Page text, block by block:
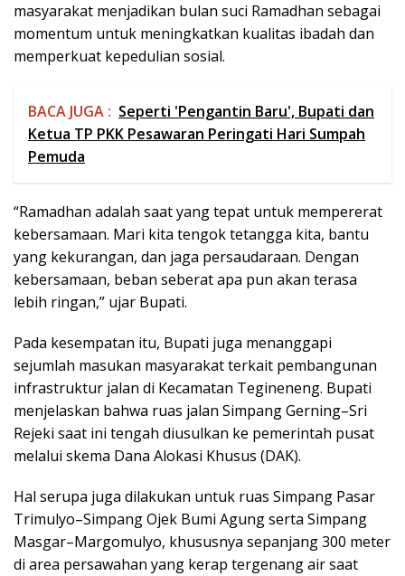
masyarakat menjadikan bulan suci Ramadhan sebagai
momentum untuk meningkatkan kualitas ibadah dan
memperkuat kepedulian sosial.
BACA JUGA : Seperti 'Pengantin Baru', Bupati dan
Ketua TP PKK Pesawaran Peringati Hari Sumpah
Pemuda
“Ramadhan adalah saat yang tepat untuk mempererat
kebersamaan. Mari kita tengok tetangga kita, bantu
yang kekurangan, dan jaga persaudaraan. Dengan
kebersamaan, beban seberat apa pun akan terasa
lebih ringan,” ujar Bupati.
Pada kesempatan itu, Bupati juga menanggapi
sejumlah masukan masyarakat terkait pembangunan
infrastruktur jalan di Kecamatan Tegineneng. Bupati
menjelaskan bahwa ruas jalan Simpang Gerning–Sri
Rejeki saat ini tengah diusulkan ke pemerintah pusat
melalui skema Dana Alokasi Khusus (DAK).
Hal serupa juga dilakukan untuk ruas Simpang Pasar
Trimulyo–Simpang Ojek Bumi Agung serta Simpang
Masgar–Margomulyo, khususnya sepanjang 300 meter
di area persawahan yang kerap tergenang air saat